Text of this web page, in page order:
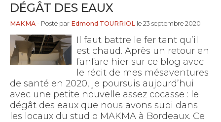
DÉGÂT DES EAUX
MAKMA - Posté par Edmond TOURRIOL le 23 septembre 2020
Il faut battre le fer tant qu’il
est chaud. Après un retour en
fanfare hier sur ce blog avec
le récit de mes mésaventures
de santé en 2020, je poursuis aujourd’hui
avec une petite nouvelle assez cocasse : le
dégât des eaux que nous avons subi dans
les locaux du studio MAKMA à Bordeaux. Ce